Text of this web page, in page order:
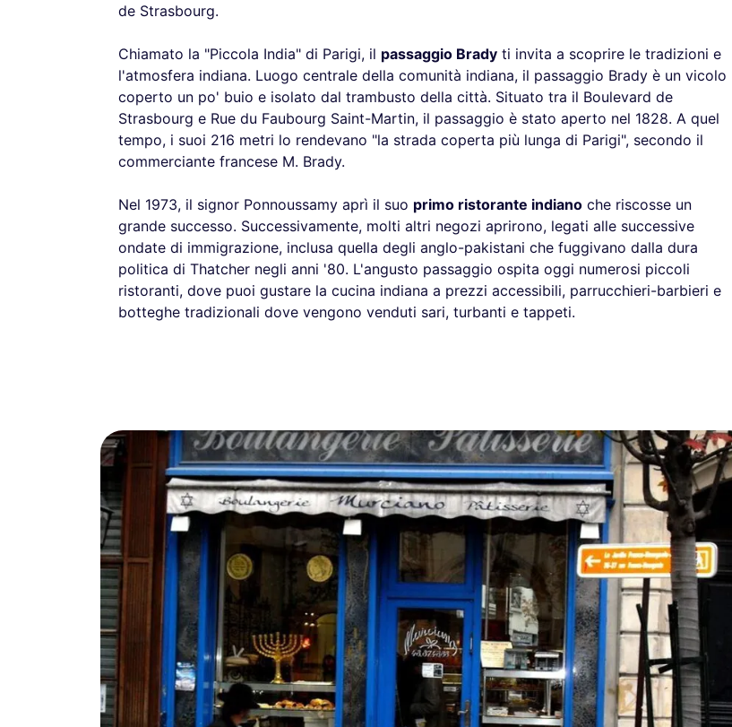
de Strasbourg.
Chiamato la "Piccola India" di Parigi, il passaggio Brady ti invita a scoprire le tradizioni e
l'atmosfera indiana. Luogo centrale della comunità indiana, il passaggio Brady è un vicolo
coperto un po' buio e isolato dal trambusto della città. Situato tra il Boulevard de
Strasbourg e Rue du Faubourg Saint-Martin, il passaggio è stato aperto nel 1828. A quel
tempo, i suoi 216 metri lo rendevano "la strada coperta più lunga di Parigi", secondo il
commerciante francese M. Brady.
Nel 1973, il signor Ponnoussamy aprì il suo primo ristorante indiano che riscosse un
grande successo. Successivamente, molti altri negozi aprirono, legati alle successive
ondate di immigrazione, inclusa quella degli anglo-pakistani che fuggivano dalla dura
politica di Thatcher negli anni '80. L'angusto passaggio ospita oggi numerosi piccoli
ristoranti, dove puoi gustare la cucina indiana a prezzi accessibili, parrucchieri-barbieri e
botteghe tradizionali dove vengono venduti sari, turbanti e tappeti.